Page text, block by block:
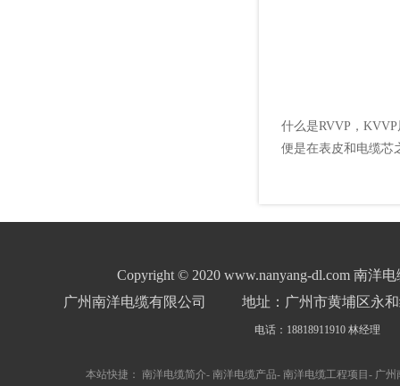
什么是RVVP，
便是在表皮和电缆芯
Copyright © 2020 www.nanyang-dl.com 南洋电
广州南洋电缆有限公司
地址：广州市黄埔区永和
电话：18818911910 林经理
本站快捷： 南洋电缆简介- 南洋电缆产品- 南洋电缆工程项目 - 广州